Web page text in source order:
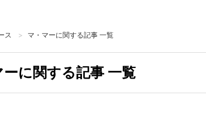
ス マ・マーに関する記事 一覧
ーに関する記事 一覧